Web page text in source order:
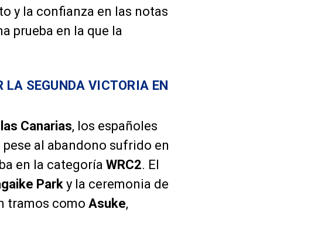
y la confianza en las notas
prueba en la que la
LA SEGUNDA VICTORIA EN
Canarias, los españoles
al abandono sufrido en
en la categoría WRC2. El
Parky la ceremonia de
tramos como Asuke,